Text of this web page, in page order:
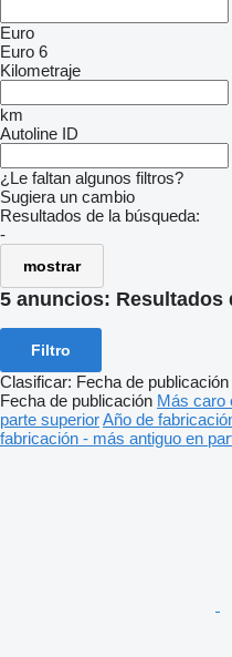
Euro
Euro 6
Kilometraje
km
Autoline ID
¿Le faltan algunos filtros?
Sugiera un cambio
Resultados de la búsqueda:
-
mostrar
5 anuncios: Resultados
Filtro
Clasificar: Fecha de publicación
Fecha de publicación Más caro
parte superiorAño de
fabricación - más antiguo en